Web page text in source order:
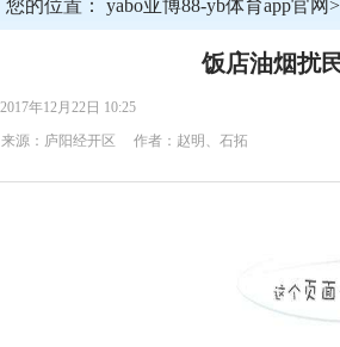
您的位置： yabo亚博88-yb体育app官网>
饭店油烟扰
2017年12月22日 10:25
来源：庐阳经开区 作者：赵明、石拓